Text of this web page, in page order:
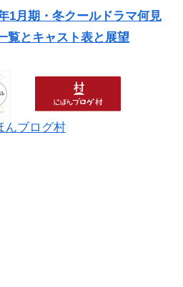
年1月期・冬クールドラマ何見
覧とキャスト表と展望
んブログ村